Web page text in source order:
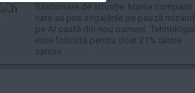
Răsturnare de situație: Marile companii
care au pus angajările pe pauză mizând
pe AI caută din nou oameni. Tehnologia
este folosită pentru doar 21% dintre
sarcini